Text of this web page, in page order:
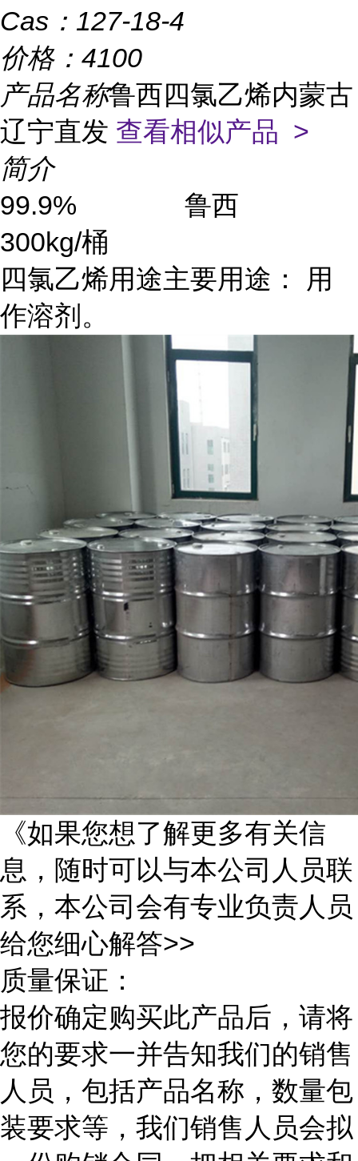
Cas： 127-18-4
价格： 4100
产品名称鲁西四氯乙烯内蒙古
辽宁直发 查看相似产品 >
简介
99.9% 鲁西
300kg/桶
四氯乙烯用途主要用途： 用
作溶剂。
《如果您想了解更多有关信
息，随时可以与本公司人员联
系，本公司会有专业负责人员
给您细心解答>>
质量保证：
报价确定购买此产品后，请将
您的要求一并告知我们的销售
人员，包括产品名称，数量包
装要求等，我们销售人员会拟